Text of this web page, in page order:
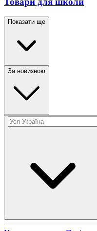
Показати ще
За новизною